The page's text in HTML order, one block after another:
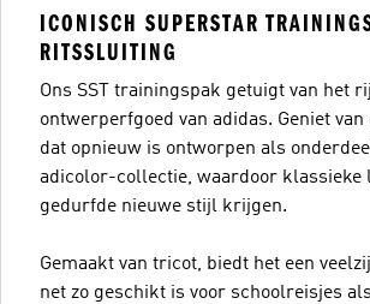
ICONISCH SUPERSTAR
RITSSLUITING
Ons SST trainingspak getuigt van het
ontwerperfgoed van adidas. Geniet
dat opnieuw is ontworpen als
adicolor-collectie, waardoor klassieke
gedurfde nieuwe stijl krijgen.
Gemaakt van tricot, biedt het een
net zo geschikt is voor schoolreisjes